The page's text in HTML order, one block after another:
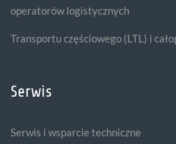
operatorów logistycznych
Transportu częściowego (LTL) i
Serwis
Serwis i wsparcie techniczne